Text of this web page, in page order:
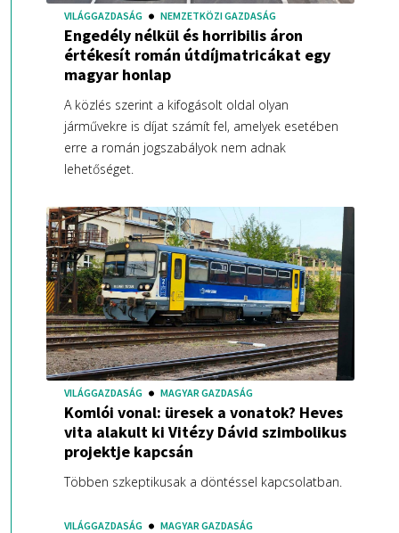
VILÁGGAZDASÁG NEMZETKÖZI GAZDASÁG
Engedély nélkül és horribilis áron
értékesít román útdíjmatricákat egy
magyar honlap
A közlés szerint a kifogásolt oldal olyan
járművekre is díjat számít fel, amelyek esetében
erre a román jogszabályok nem adnak
lehetőséget.
VILÁGGAZDASÁG MAGYAR GAZDASÁG
Komlói vonal: üresek a vonatok? Heves
vita alakult ki Vitézy Dávid szimbolikus
projektje kapcsán
Többen szkeptikusak a döntéssel kapcsolatban.
VILÁGGAZDASÁG MAGYAR GAZDASÁG